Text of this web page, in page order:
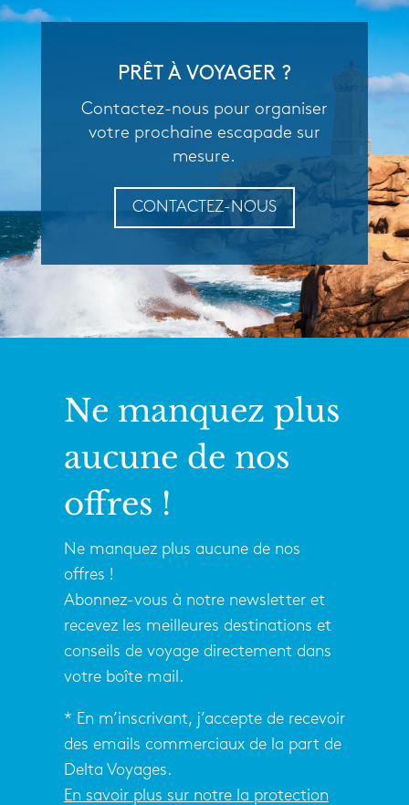
PRÊT À VOYAGER ?
Contactez-nous pour organiser
votre prochaine escapade sur
mesure.
CONTACTEZ-NOUS
Ne manquez plus
aucune de nos
offres !
Ne manquez plus aucune de nos
offres !
Abonnez-vous à notre newsletter et
recevez les meilleures destinations et
conseils de voyage directement dans
votre boîte mail.
* En m’inscrivant, j’accepte de recevoir
des emails commerciaux de la part de
Delta Voyages.
En savoir plus sur notre la protection